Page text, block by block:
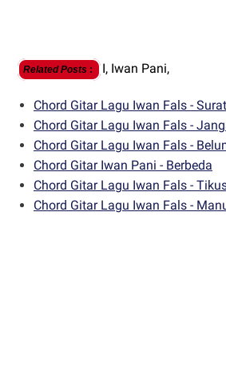
Related Posts : I, Iwan Pani,
Chord Gitar Lagu Iwan Fals -
Chord Gitar Lagu Iwan Fals -
Chord Gitar Lagu Iwan Fals -
Chord Gitar Iwan Pani - Berbeda
Chord Gitar Lagu Iwan Fals -
Chord Gitar Lagu Iwan Fals -